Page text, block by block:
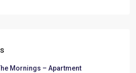
Mornings – Apartment